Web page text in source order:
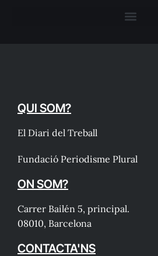
QUI SOM?
El Diari del Treball
Fundació Periodisme Plural
ON SOM?
Carrer Bailén 5, principal.
08010, Barcelona
CONTACTA'NS